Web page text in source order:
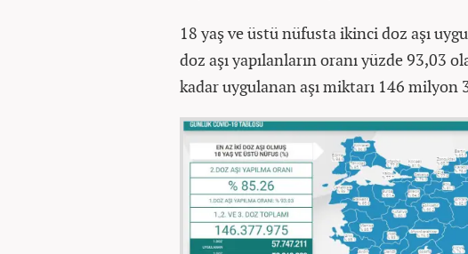
18 yaş ve üstü nüfusta ikinci doz aşı
doz aşı yapılanların oranı yüzde 93,03
kadar uygulanan aşı miktarı 146 milyon